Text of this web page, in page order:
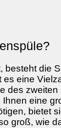
besteht die
es eine
des
eine
bietet
groß, wie